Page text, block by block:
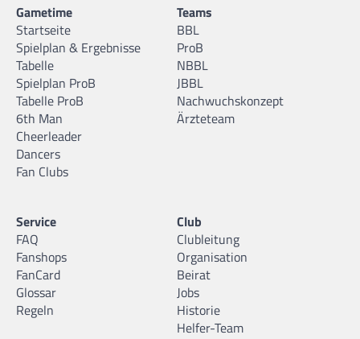
Gametime
Startseite
Spielplan & Ergebnisse
Tabelle
Spielplan ProB
Tabelle ProB
6th Man
Cheerleader
Dancers
Fan Clubs
Teams
BBL
ProB
NBBL
JBBL
Nachwuchskonzept
Ärzteteam
Service
FAQ
Fanshops
FanCard
Glossar
Regeln
Club
Clubleitung
Organisation
Beirat
Jobs
Historie
Helfer-Team